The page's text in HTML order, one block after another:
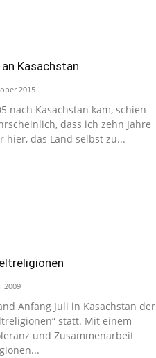
Kasachstan
2015
nach Kasachstan kam, schien
dass ich zehn Jahre
hier, das Land selbst zu...
2009
Anfang Juli in Kasachstan der
statt. Mit einem
und Zusammenarbeit